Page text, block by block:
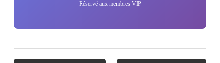
Réservé aux membres VIP